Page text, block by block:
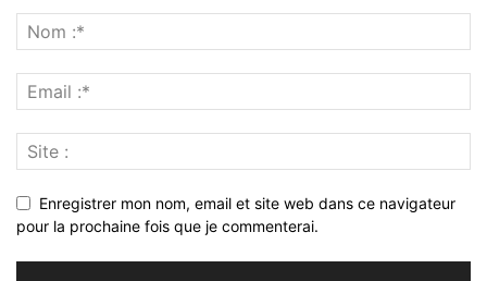
Enregistrer mon nom, email et site web dans ce navigateur
pour la prochaine fois que je commenterai.